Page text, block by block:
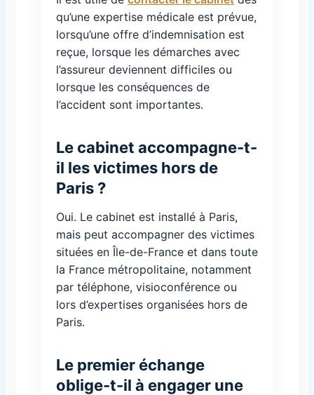
qu’une expertise médicale est prévue,
lorsqu’une offre d’indemnisation est
reçue, lorsque les démarches avec
l’assureur deviennent difficiles ou
lorsque les conséquences de
l’accident sont importantes.
Le cabinet accompagne-t-
il les victimes hors de
Paris ?
Oui. Le cabinet est installé à Paris,
mais peut accompagner des victimes
situées en Île-de-France et dans toute
la France métropolitaine, notamment
par téléphone, visioconférence ou
lors d’expertises organisées hors de
Paris.
Le premier échange
oblige-t-il à engager une